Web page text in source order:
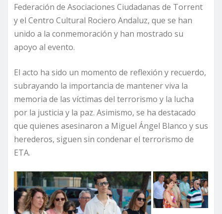
Federación de Asociaciones Ciudadanas de Torrent
y el Centro Cultural Rociero Andaluz, que se han
unido a la conmemoración y han mostrado su
apoyo al evento.
El acto ha sido un momento de reflexión y recuerdo,
subrayando la importancia de mantener viva la
memoria de las víctimas del terrorismo y la lucha
por la justicia y la paz. Asimismo, se ha destacado
que quienes asesinaron a Miguel Ángel Blanco y sus
herederos, siguen sin condenar el terrorismo de
ETA.